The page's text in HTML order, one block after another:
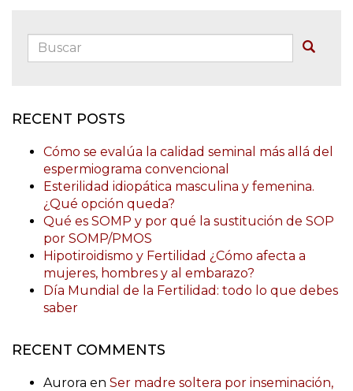
Buscar:
RECENT POSTS
Cómo se evalúa la calidad seminal más allá del
espermiograma convencional
Esterilidad idiopática masculina y femenina.
¿Qué opción queda?
Qué es SOMP y por qué la sustitución de SOP
por SOMP/PMOS
Hipotiroidismo y Fertilidad ¿Cómo afecta a
mujeres, hombres y al embarazo?
Día Mundial de la Fertilidad: todo lo que debes
saber
RECENT COMMENTS
Aurora en Ser madre soltera por inseminación,